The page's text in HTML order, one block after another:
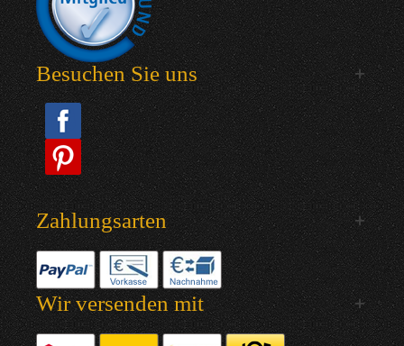
Besuchen Sie uns
Zahlungsarten
Wir versenden mit